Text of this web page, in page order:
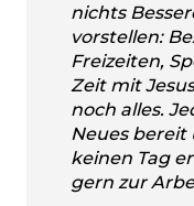
nichts
vorstellen:
Freizeiten,
Zeit mit
noch alles.
Neues bereit
keinen Tag
gern zur